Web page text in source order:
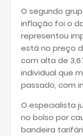
O segundo
inflação foi o
representou
está no preço
com alta de
individual que
passado, com
O especialista
no bolso por
bandeira